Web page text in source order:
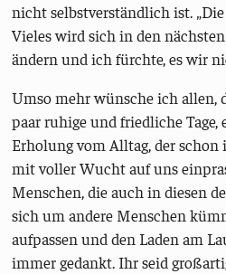
nicht selbstverständlich ist.
Vieles wird sich in den
ändern und ich fürchte, es wir
Umso mehr wünsche ich allen,
paar ruhige und friedliche Tage,
Erholung vom Alltag, der schon
mit voller Wucht auf uns
Menschen, die auch in diesen
sich um andere Menschen
aufpassen und den Laden am
immer gedankt. Ihr seid